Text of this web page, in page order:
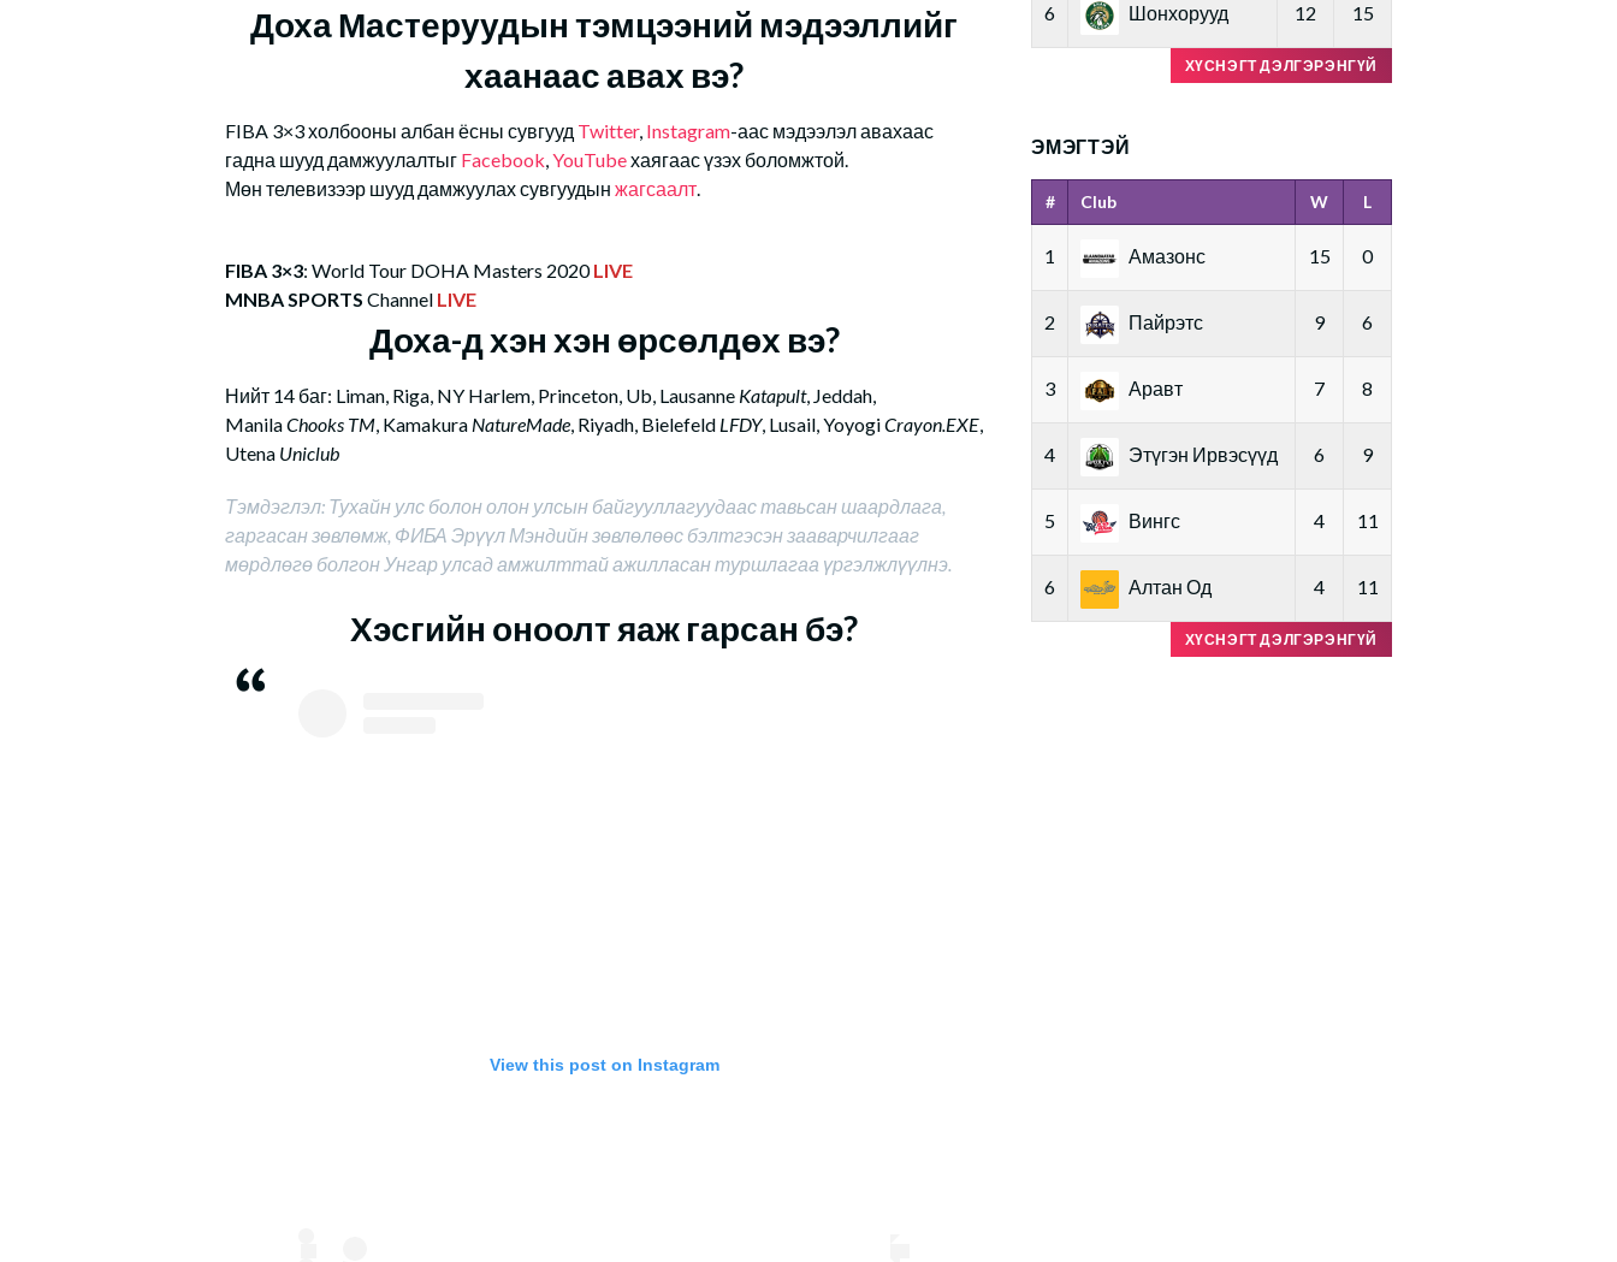
Доха Мастеруудын тэмцээний мэдээллийг
хаанаас авах вэ?
FIBA 3×3 холбооны албан ёсны сувгууд Twitter, Instagram-аас мэдээлэл авахаас
гадна шууд дамжуулалтыг Facebook,YouTubeхаягаас үзэх боломжтой.
Мөн телевизээр шууд дамжуулах сувгуудын жагсаалт.
FIBA 3×3: World Tour DOHA Masters 2020LIVE
MNBA SPORTS Channel LIVE
Доха-д хэн хэн өрсөлдөх вэ?
Нийт 14 баг: Liman, Riga, NY Harlem, Princeton, Ub, Lausanne Katapult, Jeddah,
ManilaChooks TM, Kamakura NatureMade, Riyadh, Bielefeld LFDY, Lusail, YoyogiCrayon.EXE,
Utena Uniclub
Тэмдэглэл: Тухайн улс болон олон улсын байгууллагуудаас тавьсан шаардлага,
гаргасан зөвлөмж, ФИБА Эрүүл Мэндийн зөвлөлөөс бэлтгэсэн зааварчилгааг
мөрдлөгө болгон Унгар улсад амжилттай ажилласан туршлагаа үргэлжлүүлнэ.
Хэсгийн оноолт яаж гарсан бэ?
View this post on Instagram
6 Шонхорууд 12 15
ХҮСНЭГТ ДЭЛГЭРЭНГҮЙ
ЭМЭГТЭЙ
# Club W L
1 Амазонс 15 0
2 Пайрэтс 9 6
3 Аравт 7 8
4 Этүгэн Ирвэсүүд 6 9
5 Вингс 4 11
6 Алтан Од 4 11
ХҮСНЭГТ ДЭЛГЭРЭНГҮЙ